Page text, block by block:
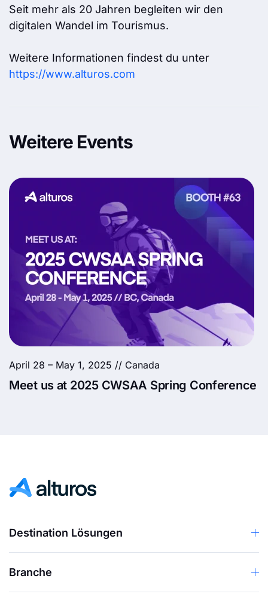
Seit mehr als 20 Jahren begleiten wir den
digitalen Wandel im Tourismus.
Weitere Informationen findest du unter
https://www.alturos.com
Weitere Events
April 28 – May 1, 2025 // Canada
Meet us at 2025 CWSAA Spring Conference
Destination Lösungen
Branche